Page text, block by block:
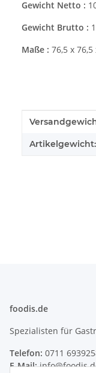
Gewicht Netto :
Gewicht Brutto :
Maße : 76,5 x
Wert
Artikelgewicht:
foodis.de
Spezialisten für
Telefon: 0711
E-Mail: